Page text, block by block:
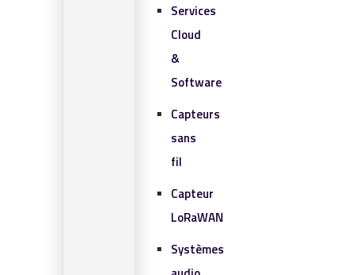
Services
Cloud
&
Software
Capteurs
sans
fil
Capteur
LoRaWAN
Systèmes